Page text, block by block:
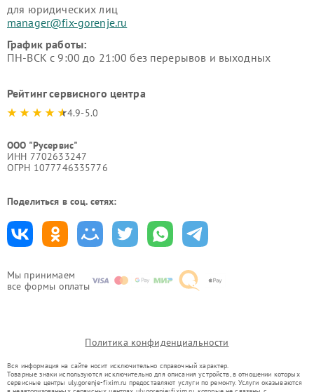
Мы принимаем
все формы оплаты
для юридических лиц
manager@fix-gorenje.ru
График работы:
ПН-ВСК с 9:00 до 21:00 без перерывов и выходных
Рейтинг сервисного центра
4.9-5.0
ООО "Русервис"
ИНН 7702633247
ОГРН 1077746335776
Поделиться в соц. сетях:
Политика конфиденциальности
Вся информация на сайте носит исключительно справочный характер.
Товарные знаки используются исключительно для описания устройств, в отношении которых
сервисные центры uly.gorenje-fixim.ru предоставляют услуги по ремонту. Услуги оказываются